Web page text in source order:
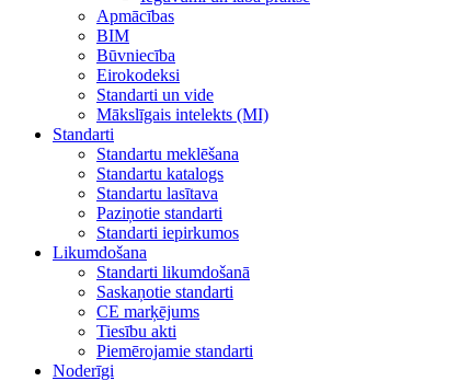
Apmācības
BIM
Būvniecība
Eirokodeksi
Standarti un vide
Mākslīgais intelekts (MI)
Standarti
Standartu meklēšana
Standartu katalogs
Standartu lasītava
Paziņotie standarti
Standarti iepirkumos
Likumdošana
Standarti likumdošanā
Saskaņotie standarti
CE marķējums
Tiesību akti
Piemērojamie standarti
Noderīgi